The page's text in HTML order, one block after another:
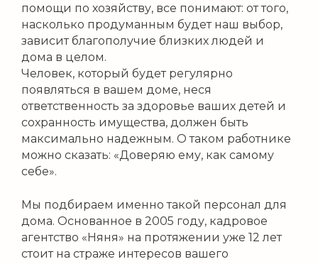
помощи по хозяйству, все понимают: от того,
насколько продуманным будет наш выбор,
зависит благополучие близких людей и
дома в целом.
Человек, который будет регулярно
появляться в вашем доме, неся
ответственность за здоровье ваших детей и
сохранность имущества, должен быть
максимально надежным. О таком работнике
можно сказать: «Доверяю ему, как самому
себе».
Мы подбираем именно такой персонал для
дома. Основанное в 2005 году, кадровое
агентство «Няня» на протяжении уже 12 лет
стоит на страже интересов вашего